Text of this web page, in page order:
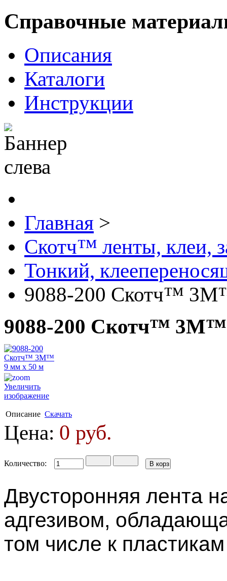
Справочные
Описания
Каталоги
Инструкции
Главная >
Скотч™ ленты, клеи,
Тонкий,
9088-200 Скотч™
9088-200 Скотч™
Увеличить
изображение
Описание Скачать
Цена: 0 руб.
Количество:
Двусторонняя лента
адгезивом,
том числе к